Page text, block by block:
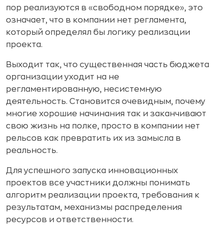
пор реализуются в «свободном порядке», это
означает, что в компании нет регламента,
который определял бы логику реализации
проекта.
Выходит так, что существенная часть бюджета
организации уходит на не
регламентированную, несистемную
деятельность. Становится очевидным, почему
многие хорошие начинания так и заканчивают
свою жизнь на полке, просто в компании нет
рельсов как превратить их из замысла в
реальность.
Для успешного запуска инновационных
проектов все участники должны понимать
алгоритм реализации проекта, требования к
результатам, механизмы распределения
ресурсов и ответственности.